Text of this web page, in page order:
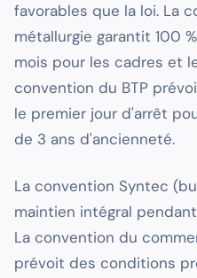
favorables que la loi. La
métallurgie garantit 100
mois pour les cadres et
convention du BTP
le premier jour d'arrêt
de 3 ans d'ancienneté.
La convention Syntec
maintien intégral
La convention du
prévoit des conditions